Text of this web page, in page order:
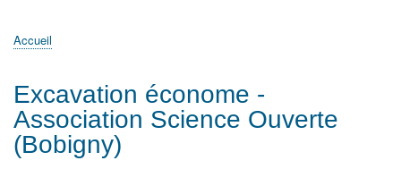
Accueil
ActualitésMATh.en.JEANS ?
Régions et Ateliers
Créer, gérer un atelier
Sujets/Publications
Congrès
d'Ariane
Accueil
Excavation économe -
Association Science Ouverte
(Bobigny)